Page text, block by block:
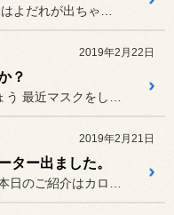
2019年2月22日
？
2019年2月21日
ター出ました。